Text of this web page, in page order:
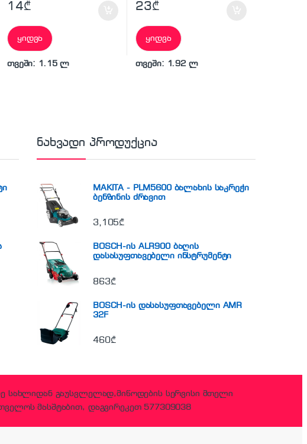
14₾
ყიდვა
თვეში: 1.15 ლ
23₾
ყიდვა
თვეში: 1.92 ლ
ნახვადი პროდუქცია
MAKITA - PLM5600 ბალახის საკრეჭი
ბენზინის ძრავით
3,105₾
BOSCH-ის ALR900 ბაღის
დასასუფთავებელი ინსტრუმენტი
863₾
BOSCH-ის დასასუფთავებელი AMR
32F
460₾
სახლიდან გაუსვლელად,მიწოდების სერვისი მთელი
მასშტაბით, დაგვირეკეთ 577309038